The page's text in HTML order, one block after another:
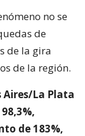
no se
de
de la gira
de la región.
Aires/La Plata
de 183%,